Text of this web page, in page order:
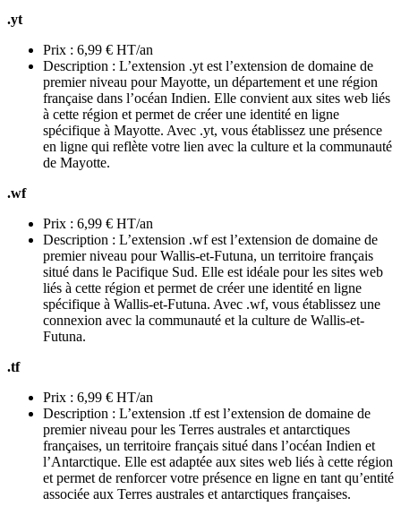
.yt
Prix : 6,99 € HT/an
Description : L’extension .yt est l’extension de domaine de
premier niveau pour Mayotte, un département et une région
française dans l’océan Indien. Elle convient aux sites web liés
à cette région et permet de créer une identité en ligne
spécifique à Mayotte. Avec .yt, vous établissez une présence
en ligne qui reflète votre lien avec la culture et la communauté
de Mayotte.
.wf
Prix : 6,99 € HT/an
Description : L’extension .wf est l’extension de domaine de
premier niveau pour Wallis-et-Futuna, un territoire français
situé dans le Pacifique Sud. Elle est idéale pour les sites web
liés à cette région et permet de créer une identité en ligne
spécifique à Wallis-et-Futuna. Avec .wf, vous établissez une
connexion avec la communauté et la culture de Wallis-et-
Futuna.
.tf
Prix : 6,99 € HT/an
Description : L’extension .tf est l’extension de domaine de
premier niveau pour les Terres australes et antarctiques
françaises, un territoire français situé dans l’océan Indien et
l’Antarctique. Elle est adaptée aux sites web liés à cette région
et permet de renforcer votre présence en ligne en tant qu’entité
associée aux Terres australes et antarctiques françaises.